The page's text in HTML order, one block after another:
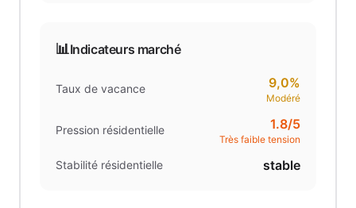
📊Indicateurs marché
Taux de vacance 9,0%
Modéré
Pression résidentielle 1.8/5
Très faible tension
Stabilité résidentielle stable